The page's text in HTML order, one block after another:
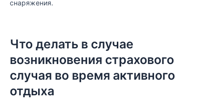
снаряжения.
Что делать в случае
возникновения страхового
случая во время активного
отдыха